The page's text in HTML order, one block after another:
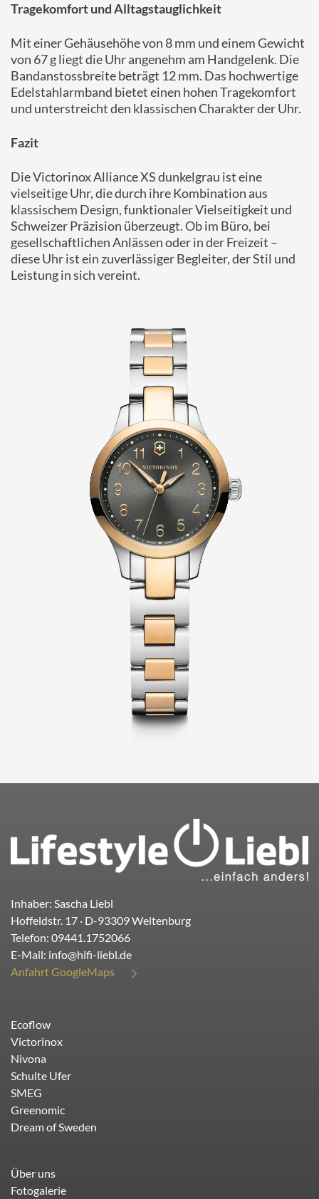
Tragekomfort und Alltagstauglichkeit
Mit einer Gehäusehöhe von 8 mm und einem Gewicht
von 67 g liegt die Uhr angenehm am Handgelenk. Die
Bandanstossbreite beträgt 12 mm. Das hochwertige
Edelstahlarmband bietet einen hohen Tragekomfort
und unterstreicht den klassischen Charakter der Uhr.
Fazit
Die Victorinox Alliance XS dunkelgrau ist eine
vielseitige Uhr, die durch ihre Kombination aus
klassischem Design, funktionaler Vielseitigkeit und
Schweizer Präzision überzeugt.Ob im Büro, bei
gesellschaftlichen Anlässen oder in der Freizeit –
diese Uhr ist ein zuverlässiger Begleiter, der Stil und
Leistung in sich vereint.
Inhaber: Sascha Liebl
Hoffeldstr. 17 · D-93309Weltenburg
Telefon: 09441.1752066
E-Mail: info@hifi-liebl.de
Anfahrt GoogleMaps
Ecoflow
Victorinox
Nivona
Schulte Ufer
SMEG
Greenomic
Dream of Sweden
Über uns
Fotogalerie